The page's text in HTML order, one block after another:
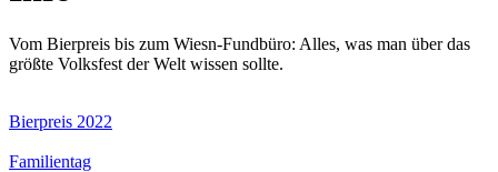
Vom Bierpreis bis zum Wiesn-Fundbüro: Alles, was man über das
größte Volksfest der Welt wissen sollte.
Bierpreis 2022
Familientag